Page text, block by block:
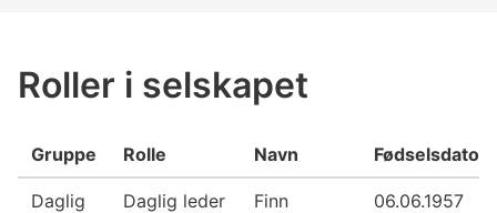
Roller i selskapet
Gruppe Rolle Navn Fødselsdato
Daglig
Daglig leder
Finn
06.06.1957